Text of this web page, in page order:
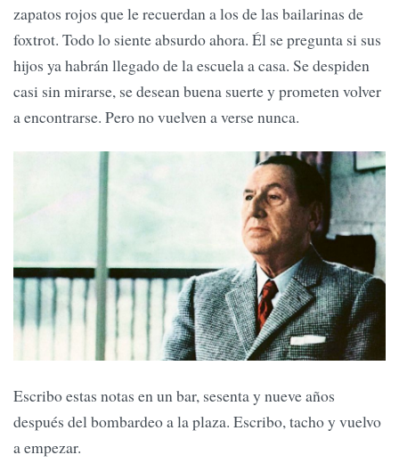
zapatos rojos que le recuerdan a los de las bailarinas de
foxtrot. Todo lo siente absurdo ahora. Él se pregunta si sus
hijos ya habrán llegado de la escuela a casa. Se despiden
casi sin mirarse, se desean buena suerte y prometen volver
a encontrarse. Pero no vuelven a verse nunca.
Escribo estas notas en un bar, sesenta y nueve años
después del bombardeo a la plaza. Escribo, tacho y vuelvo
a empezar.